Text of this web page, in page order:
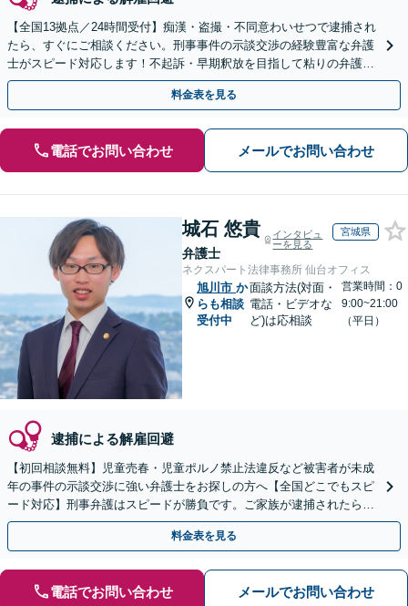
【全国13拠点／24時間受付】痴漢・盗撮・不同意わいせつで逮捕され
たら、すぐにご相談ください。刑事事件の示談交渉の経験豊富な弁護
士がスピード対応します！不起訴・早期釈放を目指して粘りの弁護活
動を行います。
料金表を見る
電話でお問い合わせ メールでお問い合わせ
城石 悠貴
弁護士
インタビュ
ーを見る
宮城県
ネクスパート法律事務所 仙台オフィス
旭川市 か
らも相談
受付中
面談方法(対面・
電話・ビデオな
ど)は応相談
営業時間：0
9:00~21:00
（平日）
逮捕による解雇回避
【初回相談無料】児童売春・児童ポルノ禁止法違反など被害者が未成
年の事件の示談交渉に強い弁護士をお探しの方へ【全国どこでもスピ
ード対応】刑事弁護はスピードが勝負です。ご家族が逮捕されたら一
刻も早くご相談ください【24時間365日相談受付】
料金表を見る
電話でお問い合わせ メールでお問い合わせ